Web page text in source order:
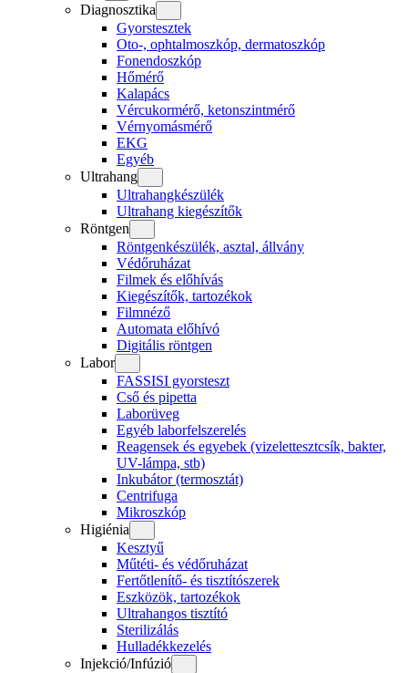
Diagnosztika
Gyorstesztek
Oto-, ophtalmoszkóp, dermatoszkóp
Fonendoszkóp
Hőmérő
Kalapács
Vércukormérő, ketonszintmérő
Vérnyomásmérő
EKG
Egyéb
Ultrahang
Ultrahangkészülék
Ultrahang kiegészítők
Röntgen
Röntgenkészülék, asztal, állvány
Védőruházat
Filmek és előhívás
Kiegészítők, tartozékok
Filmnéző
Automata előhívó
Digitális röntgen
Labor
FASSISI gyorsteszt
Cső és pipetta
Laborüveg
Egyéb laborfelszerelés
Reagensek és egyebek (vizelettesztcsík, bakter,
UV-lámpa, stb)
Inkubátor (termosztát)
Centrifuga
Mikroszkóp
Higiénia
Kesztyű
Műtéti- és védőruházat
Fertőtlenítő- és tisztítószerek
Eszközök, tartozékok
Ultrahangos tisztító
Sterilizálás
Hulladékkezelés
Injekció/Infúzió